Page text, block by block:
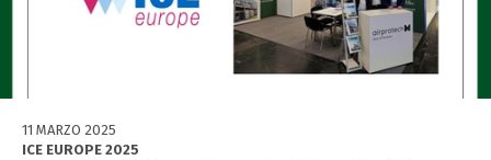
11 MARZO 2025
ICE EUROPE 2025